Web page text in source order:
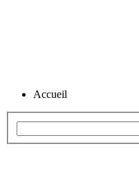
Accueil